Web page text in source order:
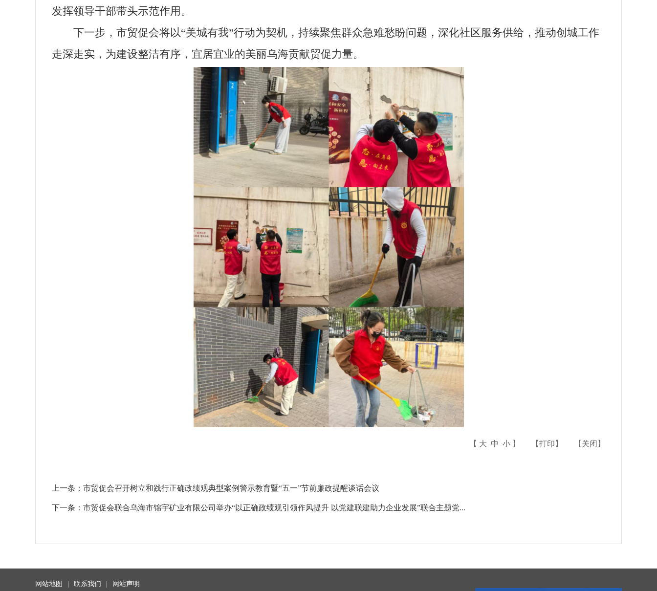
发挥领导干部带头示范作用。
下一步，市贸促会将以“美城有我”行动为契机，持续聚焦群众急难愁盼问题，深化社区服务供给，推动创城工作
走深走实，为建设整洁有序，宜居宜业的美丽乌海贡献贸促力量。
【 大 中 小 】 【打印 】 【 关闭 】
上一条： 市贸促会召开树立和践行正确政绩观典型案例警示教育暨“五一”节前廉政提醒谈话会议
下一条： 市贸促会联合乌海市锦宇矿业有限公司举办“以正确政绩观引领作风提升 以党建联建助力企业发展”联合主题党...
网站地图 | 联系我们 | 网站声明